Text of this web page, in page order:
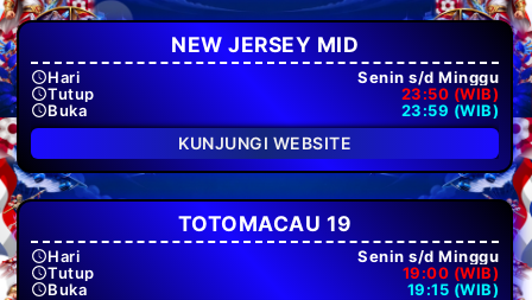
NEW JERSEY MID
Hari
Senin s/d Minggu
Tutup
23:50 (WIB)
Buka
23:59 (WIB)
KUNJUNGI WEBSITE
TOTOMACAU 19
Hari
Senin s/d Minggu
Tutup
19:00 (WIB)
Buka
19:15 (WIB)